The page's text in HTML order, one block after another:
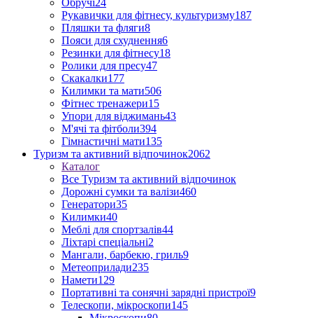
Обручі24
Рукавички для фітнесу, культуризму187
Пляшки та фляги8
Пояси для схуднення6
Резинки для фітнесу18
Ролики для пресу47
Скакалки177
Килимки та мати506
Фітнес тренажери15
Упори для віджимань43
М'ячі та фітболи394
Гімнастичні мати135
Туризм та активний відпочинок2062
Каталог
Все Туризм та активний відпочинок
Дорожні сумки та валізи460
Генератори35
Килимки40
Меблі для спортзалів44
Ліхтарі спеціальні2
Мангали, барбекю, гриль9
Метеоприлади235
Намети129
Портативні та сонячні зарядні пристрої9
Телескопи, мікроскопи145